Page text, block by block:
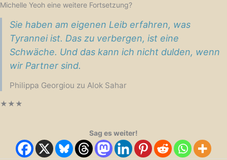
Michelle Yeoh eine weitere Fortsetzung?
Sie haben am eigenen Leib erfahren, was
Tyrannei ist. Das zu verbergen, ist eine
Schwäche. Und das kann ich nicht dulden, wenn
wir Partner sind.
Philippa Georgiou zu Alok Sahar
★ ★ ★
Sag es weiter!